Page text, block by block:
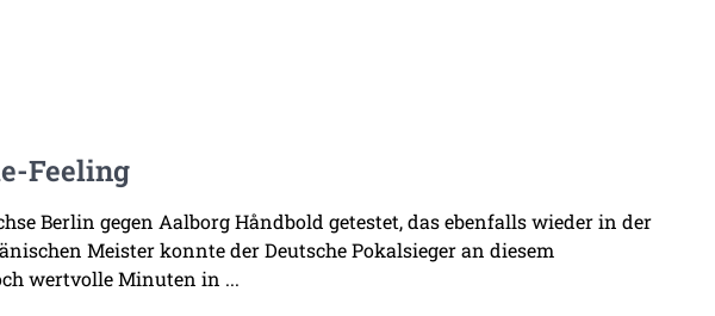
Feeling
Berlin gegen Aalborg Håndbold getestet, das ebenfalls wieder in der
Meister konnte der Deutsche Pokalsieger an diesem
wertvolle Minuten in ...